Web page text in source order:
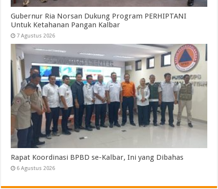
Gubernur Ria Norsan Dukung Program PERHIPTANI
Untuk Ketahanan Pangan Kalbar
7 Agustus 2026
Rapat Koordinasi BPBD se-Kalbar, Ini yang Dibahas
6 Agustus 2026